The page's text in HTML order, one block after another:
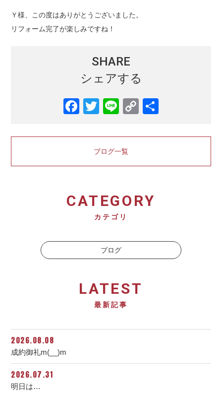
Ｙ様、この度はありがとうございました。
リフォーム完了が楽しみですね！
SHARE
シェアする
ブログ一覧
CATEGORY
カテゴリ
ブログ
LATEST
最新記事
2026.08.08
成約御礼m(__)m
2026.07.31
明日は…